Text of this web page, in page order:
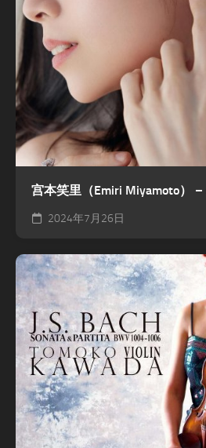
宫本笑里（Emiri Miyamoto）
2024年7月26日